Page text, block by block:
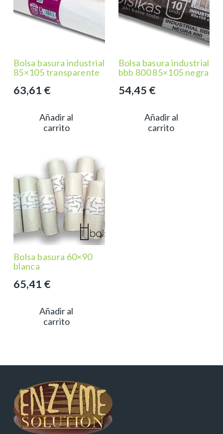
Bolsa basura industrial
85×105 transparente
63,61 €
Añadir al
carrito
Bolsa basura industrial
bbb 800 85×105 negra
54,45 €
Añadir al
carrito
Bolsa basura 60×90
blanca
65,41 €
Añadir al
carrito